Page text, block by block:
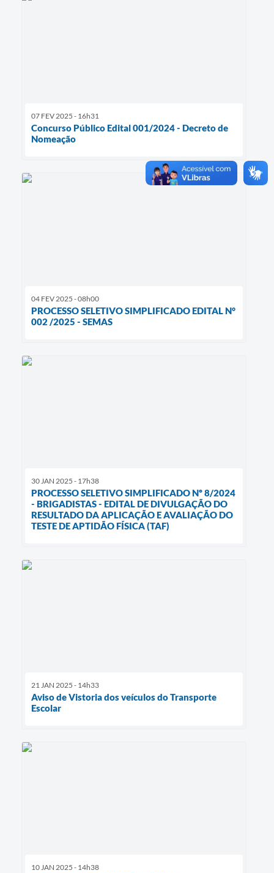
07 FEV 2025 - 16h31
Concurso Público Edital 001/2024 - Decreto de
Nomeação
04 FEV 2025 - 08h00
PROCESSO SELETIVO SIMPLIFICADO EDITAL N°
002 /2025 - SEMAS
30 JAN 2025 - 17h38
PROCESSO SELETIVO SIMPLIFICADO Nº 8/2024
- BRIGADISTAS - EDITAL DE DIVULGAÇÃO DO
RESULTADO DA APLICAÇÃO E AVALIAÇÃO DO
TESTE DE APTIDÃO FÍSICA (TAF)
21 JAN 2025 - 14h33
Aviso de Vistoria dos veículos do Transporte
Escolar
10 JAN 2025 - 14h38